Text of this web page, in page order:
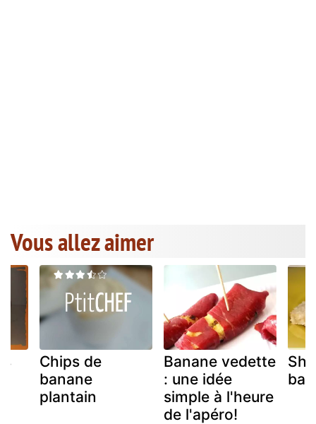
Vous allez aimer
Chips de
banane
plantain
Banane vedette
: une idée
simple à l'heure
de l'apéro!